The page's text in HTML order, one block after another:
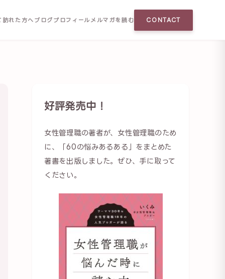
訪れた方へ ブログ プロフィール メルマガを読む CONTACT
好評発売中！
女性管理職の著者が、女性管理職のため
に、「60の悩みあるある」をまとめた
著書を出版しました。ぜひ、手に取って
ください。